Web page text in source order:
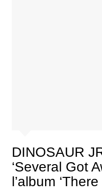
DINOSAUR
‘Several Got
l’album ‘There